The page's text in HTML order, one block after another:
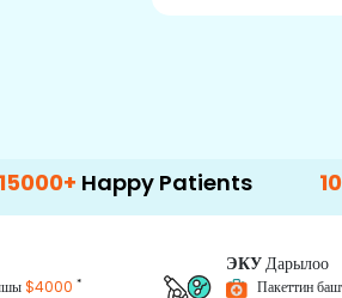
Patients 100+
$4000 *
ЭКУДарылоо
Пакеттин